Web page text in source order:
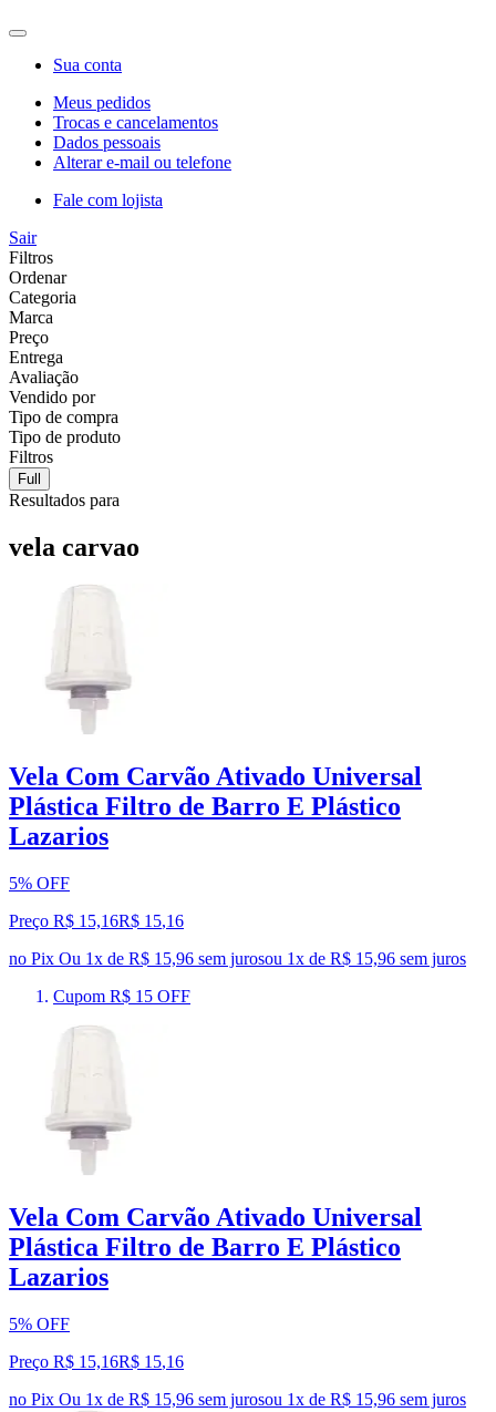
Sua conta
Meus pedidos
Trocas e cancelamentos
Dados pessoais
Alterar e-mail ou telefone
Fale com lojista
Sair
Filtros
Ordenar
Categoria
Marca
Preço
Entrega
Avaliação
Vendido por
Tipo de compra
Tipo de produto
Filtros
Full
Resultados para
vela carvao
Vela Com Carvão Ativado Universal
Plástica Filtro de Barro E Plástico
Lazarios
5% OFF
Preço R$ 15,16R$ 15,16
no Pix Ou 1x de R$ 15,96 sem jurosou 1x de R$ 15,96 sem juros
Cupom R$ 15 OFF
Vela Com Carvão Ativado Universal
Plástica Filtro de Barro E Plástico
Lazarios
5% OFF
Preço R$ 15,16R$ 15,16
no Pix Ou 1x de R$ 15,96 sem jurosou 1x de R$ 15,96 sem juros